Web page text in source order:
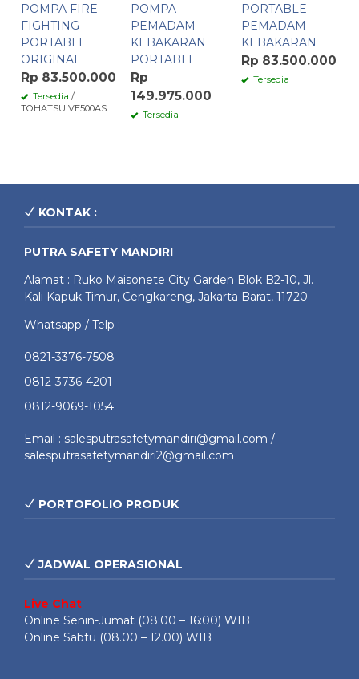
POMPA FIRE
FIGHTING
PORTABLE
ORIGINAL
Rp 83.500.000
Tersedia /
TOHATSU VE500AS
POMPA
PEMADAM
KEBAKARAN
PORTABLE
Rp
149.975.000
Tersedia
PORTABLE
PEMADAM
KEBAKARAN
Rp 83.500.000
Tersedia
KONTAK :
PUTRA SAFETY MANDIRI
Alamat : Ruko Maisonete City Garden Blok B2-10, Jl.
Kali Kapuk Timur, Cengkareng, Jakarta Barat, 11720
Whatsapp / Telp :
0821-3376-7508
0812-3736-4201
0812-9069-1054
Email : salesputrasafetymandiri@gmail.com /
salesputrasafetymandiri2@gmail.com
PORTOFOLIO PRODUK
JADWAL OPERASIONAL
Live Chat
Online Senin-Jumat (08:00 – 16:00) WIB
Online Sabtu (08.00 – 12.00) WIB